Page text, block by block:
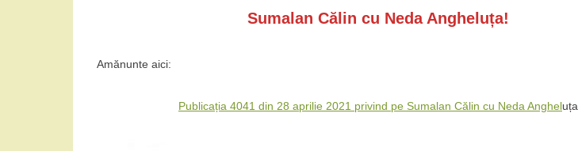
Sumalan Călin cu Neda Angheluța!
Amănunte aici:
Publicația 4041 din 28 aprilie 2021 privind pe Sumalan Călin cu Neda Angheluța